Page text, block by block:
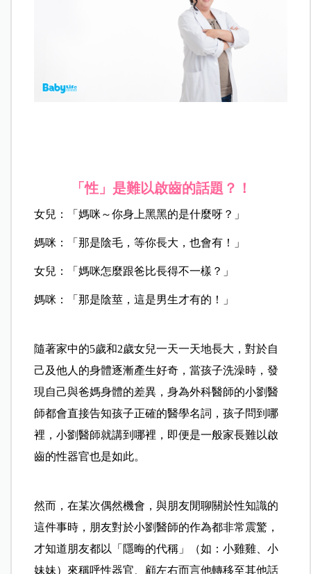
「性」是難以啟齒的話題？！
女兒：「媽咪～你身上黑黑的是什麼呀？」
媽咪：「那是陰毛，等你長大，也會有！」
女兒：「媽咪怎麼跟爸比長得不一樣？」
媽咪：「那是陰莖，這是男生才有的！」
隨著家中的5歲和2歲女兒一天一天地長大，對於自
己及他人的身體逐漸產生好奇，當孩子洗澡時，發
現自己與爸媽身體的差異，身為外科醫師的小劉醫
師都會直接告知孩子正確的醫學名詞，孩子問到哪
裡，小劉醫師就講到哪裡，即便是一般家長難以啟
齒的性器官也是如此。
然而，在某次偶然機會，與朋友閒聊關於性知識的
這件事時，朋友對於小劉醫師的作為都非常震驚，
才知道朋友都以「隱晦的代稱」（如：小雞雞、小
妹妹）來稱呼性器官、顧左右而言他轉移至其他話